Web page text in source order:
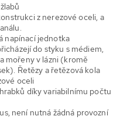
z nerezové oceli, a
napínací jednotka
do styku s médiem,
mořeny v lázni (kromě
Řetězy a řetězová kola
oceli
díky variabilnímu počtu
není nutná žádná provozní